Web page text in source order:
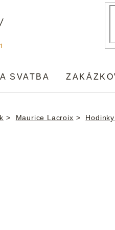
SVATBA
Maurice Lacroix